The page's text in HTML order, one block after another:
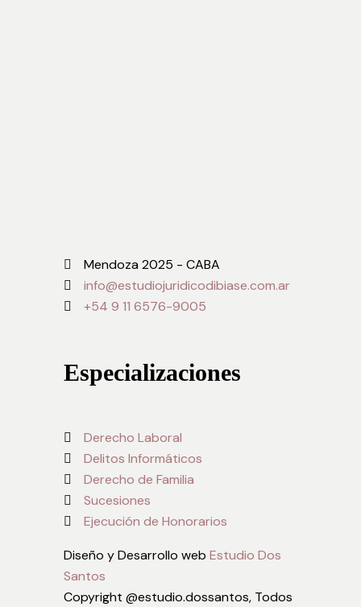
Mendoza 2025 - CABA
info@estudiojuridicodibiase.com.ar
+54 9 11 6576-9005
Especializaciones
Derecho Laboral
Delitos Informáticos
Derecho de Familia
Sucesiones
Ejecución de Honorarios
Diseño y Desarrollo web Estudio Dos
Santos
Copyright @estudio.dossantos, Todos